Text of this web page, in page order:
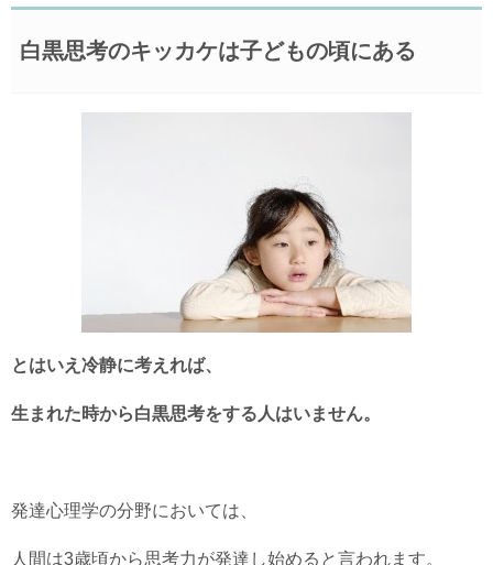
白黒思考のキッカケは子どもの頃にある
とはいえ冷静に考えれば、
生まれた時から白黒思考をする人はいません。
発達心理学の分野においては、
人間は3歳頃から思考力が発達し始めると言われます。